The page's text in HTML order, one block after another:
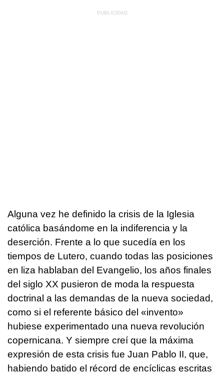
Alguna vez he definido la crisis de la Iglesia
católica basándome en la indiferencia y la
deserción. Frente a lo que sucedía en los
tiempos de Lutero, cuando todas las posiciones
en liza hablaban del Evangelio, los años finales
del siglo XX pusieron de moda la respuesta
doctrinal a las demandas de la nueva sociedad,
como si el referente básico del «invento»
hubiese experimentado una nueva revolución
copernicana. Y siempre creí que la máxima
expresión de esta crisis fue Juan Pablo II, que,
habiendo batido el récord de encíclicas escritas